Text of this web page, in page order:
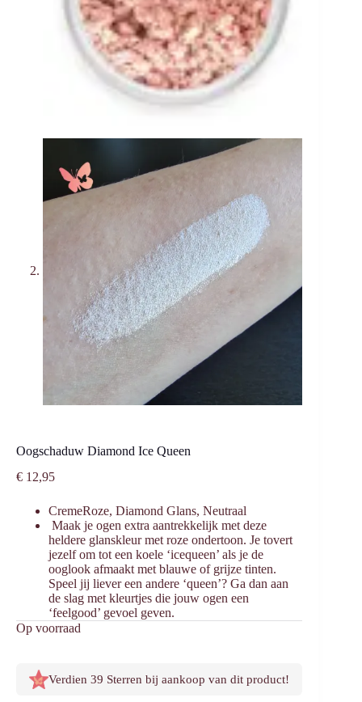
Oogschaduw Diamond Ice Queen
€ 12,95
CremeRoze, Diamond Glans, Neutraal
Maak je ogen extra aantrekkelijk met deze
heldere glanskleur met roze ondertoon. Je tovert
jezelf om tot een koele ‘icequeen’ als je de
ooglook afmaakt met blauwe of grijze tinten.
Speel jij liever een andere ‘queen’? Ga dan aan
de slag met kleurtjes die jouw ogen een
‘feelgood’ gevoel geven.
Op voorraad
Verdien 39 Sterren bij aankoop van dit product!